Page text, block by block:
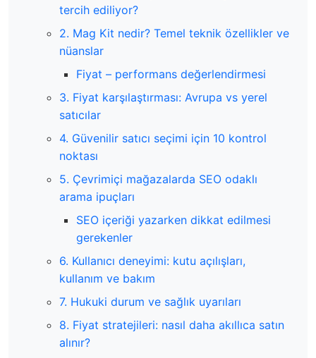
tercih ediliyor?
2. Mag Kit nedir? Temel teknik özellikler ve
nüanslar
Fiyat – performans değerlendirmesi
3. Fiyat karşılaştırması: Avrupa vs yerel
satıcılar
4. Güvenilir satıcı seçimi için 10 kontrol
noktası
5. Çevrimiçi mağazalarda SEO odaklı
arama ipuçları
SEO içeriği yazarken dikkat edilmesi
gerekenler
6. Kullanıcı deneyimi: kutu açılışları,
kullanım ve bakım
7. Hukuki durum ve sağlık uyarıları
8. Fiyat stratejileri: nasıl daha akıllıca satın
alınır?